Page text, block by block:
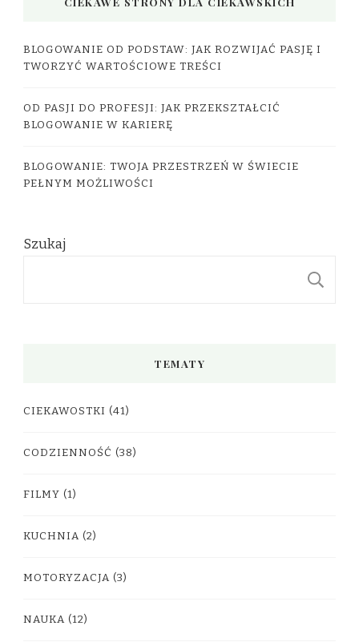
BLOGOWANIE OD PODSTAW: JAK ROZWIJAĆ PASJĘ I
TWORZYĆ WARTOŚCIOWE TREŚCI
OD PASJI DO PROFESJI: JAK PRZEKSZTAŁCIĆ
BLOGOWANIE W KARIERĘ
BLOGOWANIE: TWOJA PRZESTRZEŃ W ŚWIECIE
PEŁNYM MOŻLIWOŚCI
Szukaj
TEMATY
CIEKAWOSTKI (41)
CODZIENNOŚĆ (38)
FILMY (1)
KUCHNIA (2)
MOTORYZACJA (3)
NAUKA (12)